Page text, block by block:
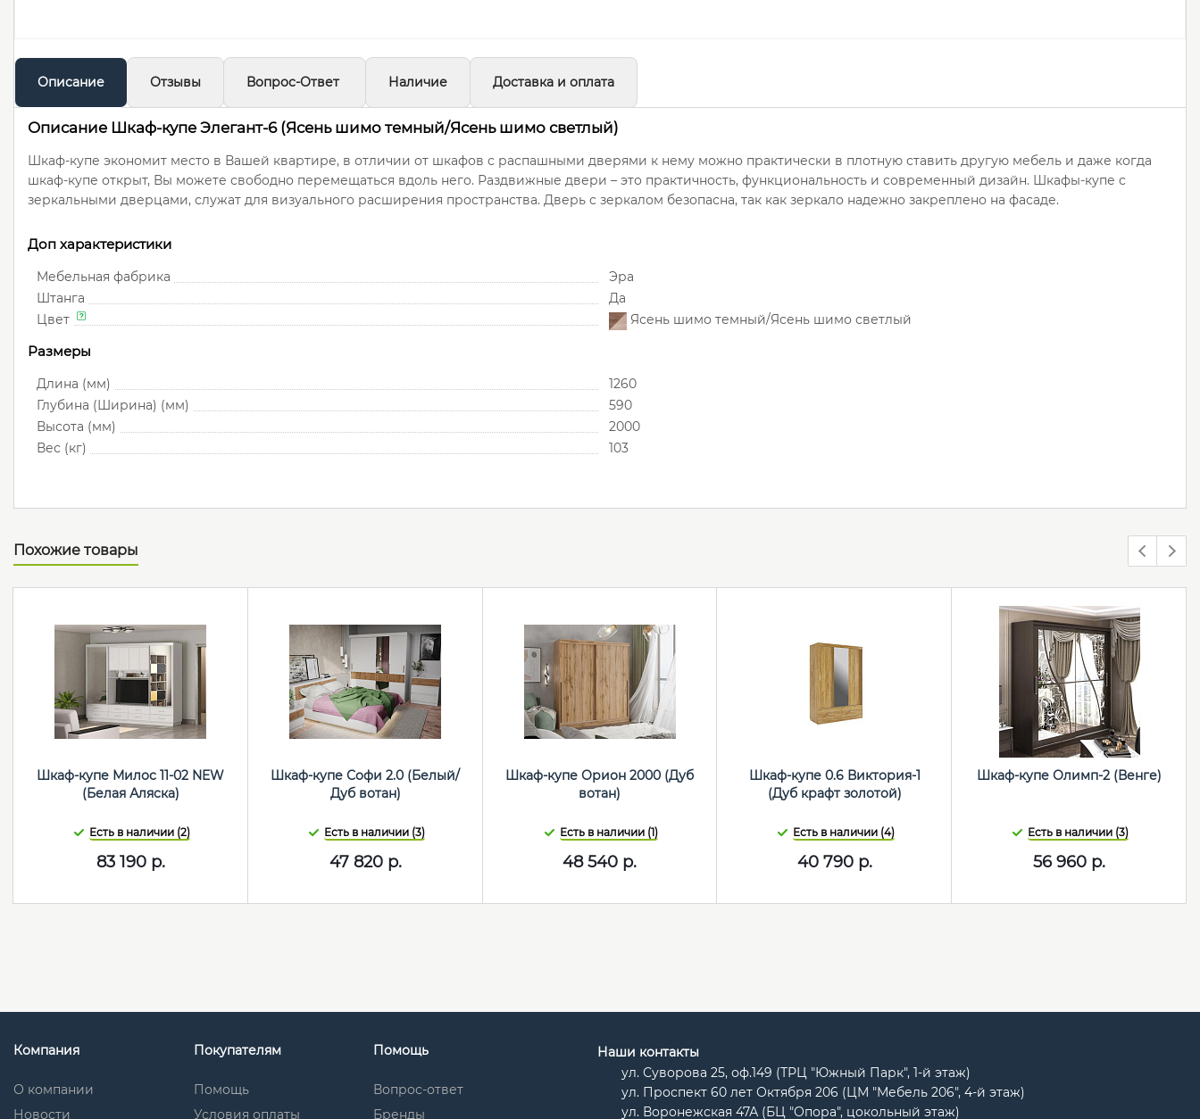
Описание Отзывы Вопрос-Ответ Наличие Доставка и оплата
Описание Шкаф-купе Элегант-6 (Ясень шимо темный/Ясень шимо светлый)
Шкаф-купе экономит место в Вашей квартире, в отличии от шкафов с распашными дверями к нему можно практически в плотную ставить другую мебель и даже когда
шкаф-купе открыт, Вы можете свободно перемещаться вдоль него. Раздвижные двери – это практичность, функциональность и современный дизайн. Шкафы-купе с
зеркальными дверцами, служат для визуального расширения пространства. Дверь с зеркалом безопасна, так как зеркало надежно закреплено на фасаде.
Доп характеристики
Мебельная фабрика
Эра
Штанга
Да
Цвет
Ясень шимо темный/Ясень шимо светлый
Размеры
Длина (мм)
1260
Глубина (Ширина) (мм)
590
Высота (мм)
2000
Вес (кг)
103
Похожие товары
Шкаф-купе Милос 11-02 NEW
(Белая Аляска)
Есть в наличии (2)
83 190р.
Шкаф-купе Софи 2.0 (Белый/
Дуб вотан)
Есть в наличии (3)
47 820р.
Шкаф-купе Орион 2000 (Дуб
вотан)
Есть в наличии (1)
48 540 р.
Шкаф-купе 0.6 Виктория-1
(Дуб крафт золотой)
Есть в наличии (4)
40 790р.
Шкаф-купе Олимп-2 (Венге)
Есть в наличии (3)
56 960 р.
Компания
О компании
Новости
Покупателям
Помощь
Условия оплаты
Помощь
Вопрос-ответ
Бренды
Наши контакты
ул. Суворова 25, оф.149 (ТРЦ "Южный Парк", 1-й этаж)
ул. Проспект 60 лет Октября 206 (ЦМ "Мебель 206", 4-й этаж)
ул. Воронежская 47А (БЦ "Опора", цокольный этаж)